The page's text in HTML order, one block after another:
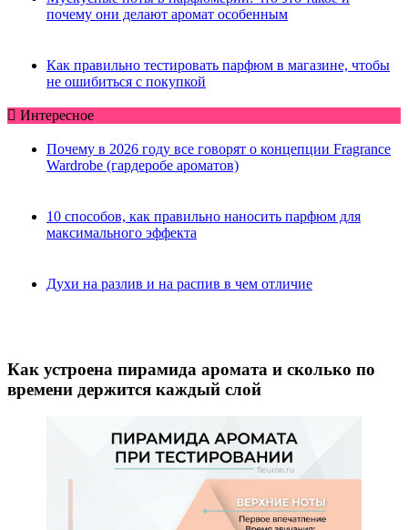
почему они делают аромат особенным
Как правильно тестировать парфюм в магазине, чтобы
не ошибиться с покупкой
Интересное
Почему в 2026 году все говорят о концепции Fragrance
Wardrobe (гардеробе ароматов)
10 способов, как правильно наносить парфюм для
максимального эффекта
Духи на разлив и на распив в чем отличие
Как устроена пирамида аромата и сколько по
времени держится каждый слой